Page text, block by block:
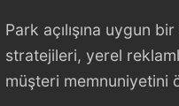
Park açılışına uygun
stratejileri, yerel
müşteri memnuniyetini